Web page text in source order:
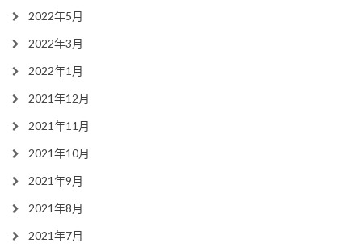
2022年5月
2022年3月
2022年1月
2021年12月
2021年11月
2021年10月
2021年9月
2021年8月
2021年7月